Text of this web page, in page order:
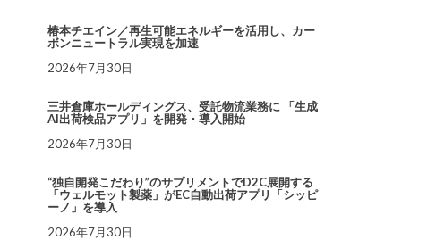
椿本チエイン／再生可能エネルギーを活用し、カー
ボンニュートラル実現を加速
2026年7月30日
三井倉庫ホールディングス、受託物流業務に 「生成
AI出荷検品アプリ」を開発・導入開始
2026年7月30日
“独自開発こだわり”のサプリメントでD2C展開する
「ウェルモット製薬」がEC自動出荷アプリ「シッピ
ーノ」を導入
2026年7月30日